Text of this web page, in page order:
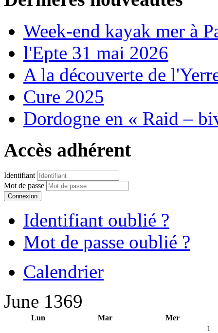
Week-end kayak mer à
l'Epte 31 mai 2026
A la découverte de
Cure 2025
Dordogne en « Raid –
Accès adhérent
Identifiant
Mot de passe
Connexion
Identifiant oublié ?
Mot de passe oublié ?
Calendrier
June 1369
Lun Mar
Mer
1